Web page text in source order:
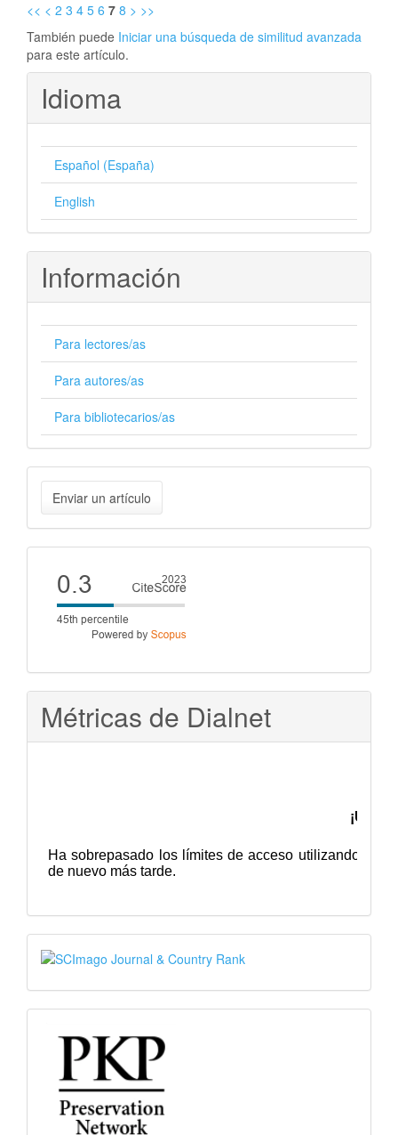
<< < 2 3 4 5 6 7 8 > >>
También puede Iniciar una búsqueda de similitud avanzada
para este artículo.
Idioma
Español (España)
English
Información
Para lectores/as
Para autores/as
Para bibliotecarios/as
Enviar
un
artículo
Enviar un artículo
Cite
score
Métricas de Dialnet
SJR
PKP